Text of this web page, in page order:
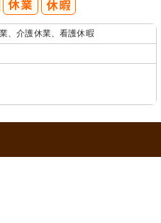
、介護休業、看護休暇